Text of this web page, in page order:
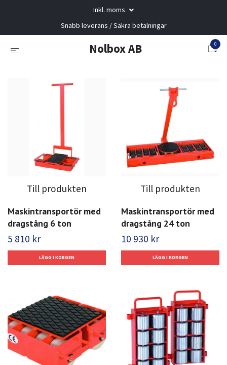
Inkl. moms
Snabb leverans / Säkra betalningar
Nolbox AB 0
Till produkten
Maskintransportör med
dragstång 6 ton
5 810 kr
Till produkten
Maskintransportör med
dragstång 24 ton
10 930 kr